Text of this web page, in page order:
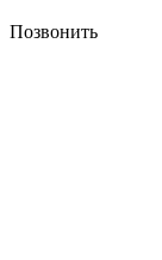
Позвонить